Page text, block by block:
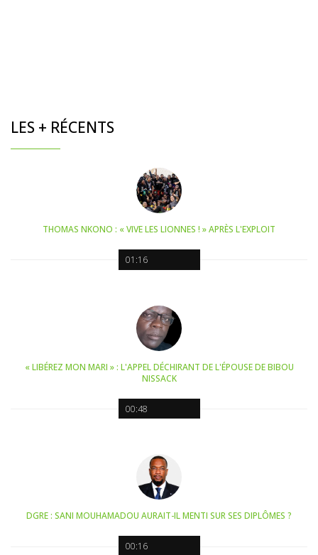
LES + RÉCENTS
01:16
THOMAS NKONO : « VIVE LES LIONNES ! » APRÈS L'EXPLOIT
00:48
« LIBÉREZ MON MARI » : L'APPEL DÉCHIRANT DE L'ÉPOUSE DE BIBOU
NISSACK
00:16
DGRE : SANI MOUHAMADOU AURAIT-IL MENTI SUR SES DIPLÔMES ?